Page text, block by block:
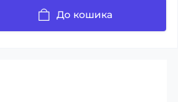
До кошика